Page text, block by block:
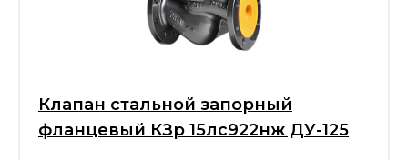
Клапан стальной запорный
фланцевый КЗр 15лс922нж ДУ-125